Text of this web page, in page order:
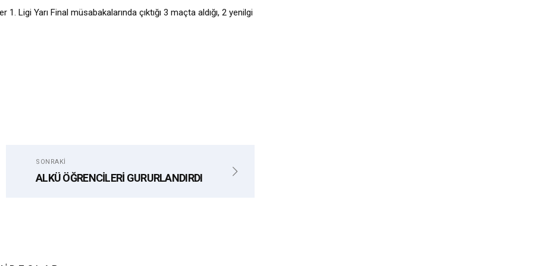
Ligi Yarı Final müsabakalarında çıktığı 3 maçta aldığı, 2 yenilgi
SONRAKI
ALKÜ ÖĞRENCİLERİ GURURLANDIRDI